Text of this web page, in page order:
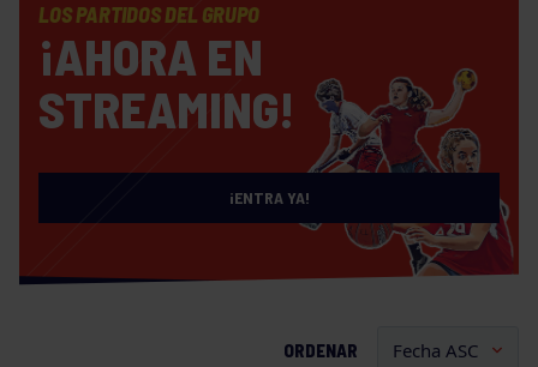
LOS PARTIDOS DEL GRUPO
¡AHORA EN
STREAMING!
¡ENTRA YA!
ORDENAR